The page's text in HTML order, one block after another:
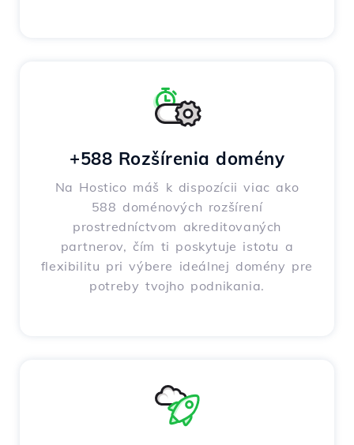
+588 Rozšírenia domény
Na Hostico máš k dispozícii viac ako
588 doménových rozšírení
prostredníctvom akreditovaných
partnerov, čím ti poskytuje istotu a
flexibilitu pri výbere ideálnej domény pre
potreby tvojho podnikania.